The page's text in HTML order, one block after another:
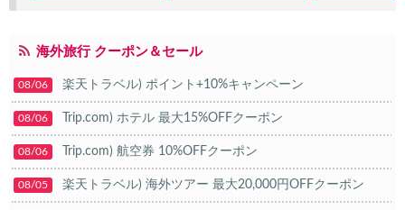
海外旅行 クーポン＆セール
08/06 楽天トラベル) ポイント+10%キャンペーン
08/06 Trip.com) ホテル 最大15%OFFクーポン
08/06 Trip.com) 航空券 10%OFFクーポン
08/05 楽天トラベル) 海外ツアー 最大20,000円OFFクーポン